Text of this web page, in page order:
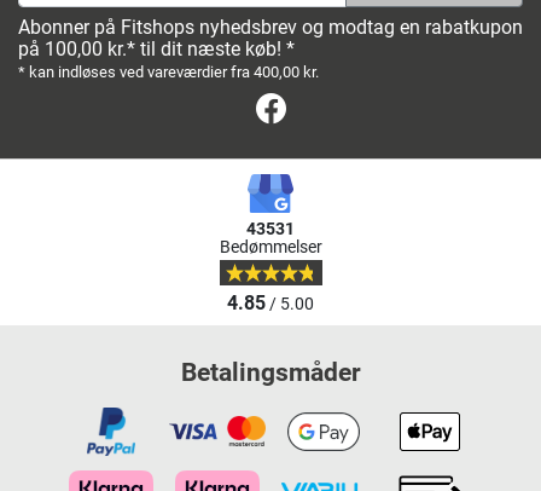
Abonner på Fitshops nyhedsbrev og modtag en rabatkupon
på 100,00 kr.* til dit næste køb! *
* kan indløses ved vareværdier fra 400,00 kr.
43531
Bedømmelser
4.85/ 5.00
Betalingsmåder